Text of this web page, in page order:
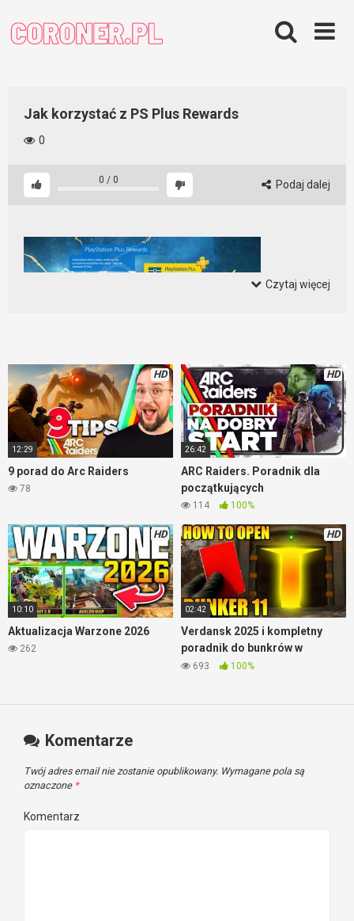
content
Jak korzystać z PS Plus Rewards
0
0 / 0 Podaj dalej
Czytaj więcej
HD
12:29
9 porad do Arc Raiders
78
HD
26:42
ARC Raiders. Poradnik dla
początkujących
114 100%
HD
10:10
Aktualizacja Warzone 2026
262
HD
02:42
Verdansk 2025 i kompletny
poradnik do bunkrów w
Warzone
693 100%
Komentarze
Twój adres email nie zostanie opublikowany. Wymagane pola są
oznaczone *
Komentarz